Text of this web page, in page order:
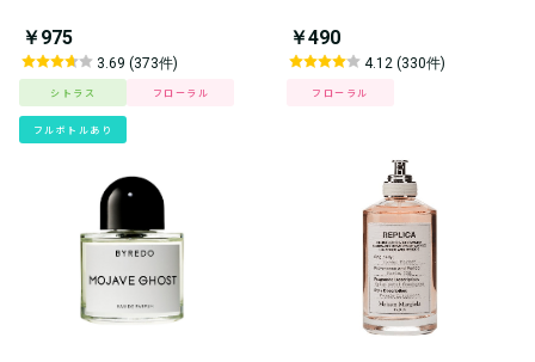
￥975
3.69 (373件)
シトラス フローラル
フルボトルあり
￥490
4.12 (330件)
フローラル